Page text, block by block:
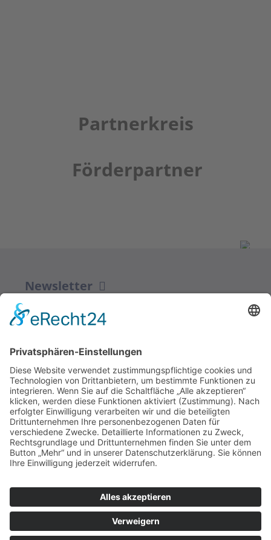
Partnerkreis
Förderpartner
Newsletter
ZUR ANMELDUNG
Redaktion bbkult.net
Centrum Bavaria Bohemia (CeBB)
Dr. Veronika Hofinger
Freyung 1, 92539 Schönsee
Tel.:+49 (0)9674 / 92 48 78
veronika.hofinger@cebb.de
bbkult.net